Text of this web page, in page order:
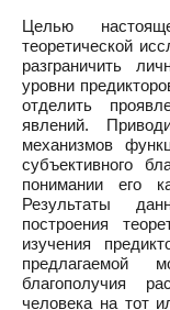
Целью
теоретической
разграничить
уровни
отделить
явлений.
механизмов
субъективного
понимании его
Результаты
построения
изучения
предлагаемой
благополучия
человека на тот